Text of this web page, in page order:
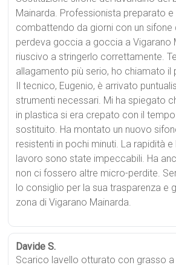
Mainarda. Professionista preparato
combattendo da giorni con un sifone
perdeva goccia a goccia a Vigarano
riuscivo a stringerlo correttamente.
allagamento più serio, ho chiamato il
Il tecnico, Eugenio, è arrivato
strumenti necessari. Mi ha spiegato
in plastica si era crepato con il
sostituito. Ha montato un nuovo
resistenti in pochi minuti. La rapidità e
lavoro sono state impeccabili. Ha
non ci fossero altre micro-perdite.
lo consiglio per la sua trasparenza e
zona di Vigarano Mainarda.
Davide S.
Scarico lavello otturato con grasso a